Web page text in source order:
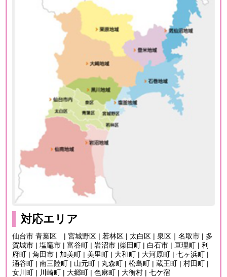
対応エリア
仙台市 青葉区 | 宮城野区 | 若林区 | 太白区 | 泉区｜名取市 | 多
賀城市 | 塩竈市 | 富谷町 | 岩沼市 |柴田町 | 白石市 | 亘理町 | 利
府町 | 角田市 | 加美町 | 美里町 | 大和町 | 大河原町 | 七ヶ浜町 |
涌谷町 | 南三陸町 | 山元町 | 丸森町 | 松島町 | 蔵王町 | 村田町 |
女川町 | 川崎町 | 大郷町 | 色麻町 | 大衡村 | 七ケ宿